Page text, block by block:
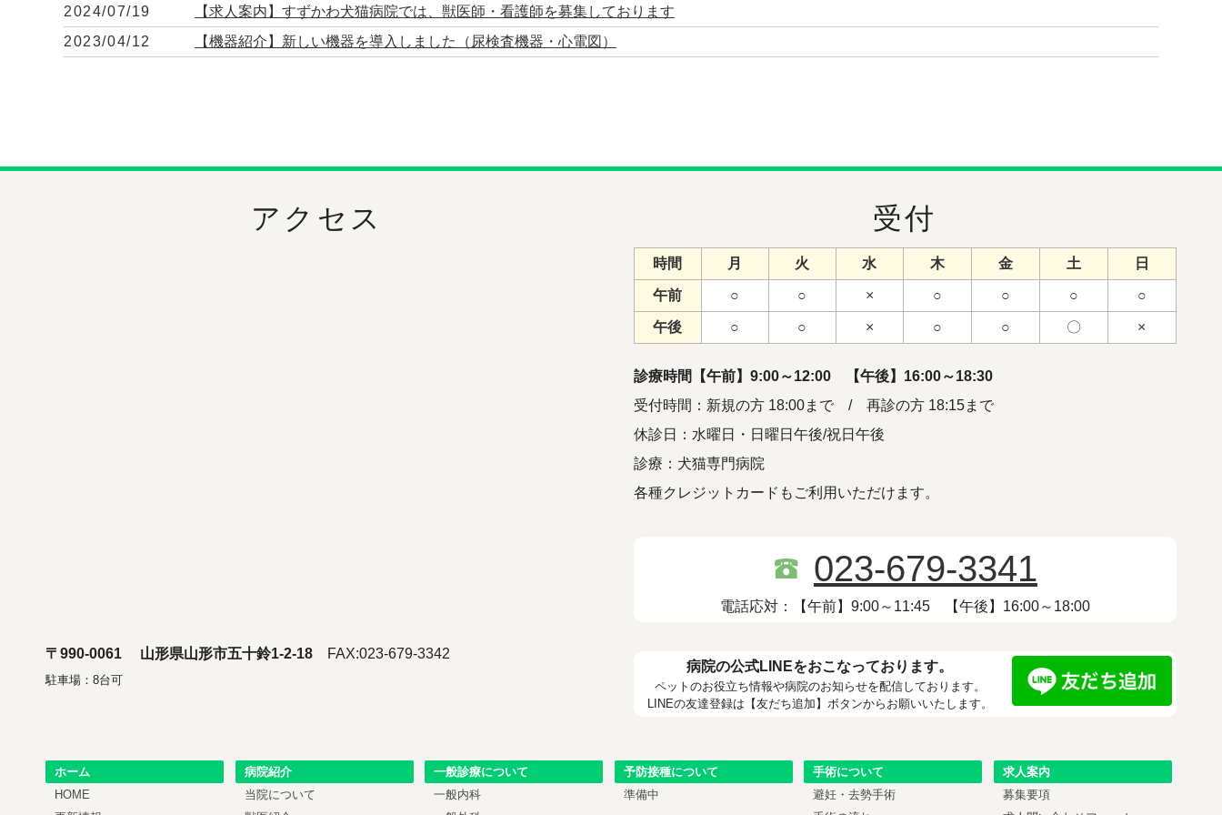
2024/07/19
【求人案内】すずかわ犬猫病院では、獣医師・看護師を募集しております
2023/04/12
【機器紹介】新しい機器を導入しました（尿検査機器・心電図）
アクセス
〒990-0061 山形県山形市五十鈴1-2-18 FAX:023-679-3342
駐車場：8台可
受付
時間 月 火 水 木 金 土 日
午前 ○ ○ × ○ ○ ○ ○
午後 ○ ○ × ○ ○ 〇 ×
診療時間【午前】9:00～12:00 【午後】16:00～18:30
受付時間：新規の方 18:00まで / 再診の方 18:15まで
休診日：水曜日・日曜日午後/祝日午後
診療：犬猫専門病院
各種クレジットカードもご利用いただけます。
023-679-3341
電話応対：【午前】9:00～11:45 【午後】16:00～18:00
病院の公式LINEをおこなっております。
ペットのお役立ち情報や病院のお知らせを配信しております。
LINEの友達登録は【友だち追加】ボタンからお願いいたします。
ホーム
HOME
病院紹介
当院について
一般診療について
一般内科
予防接種について
準備中
手術について
避妊・去勢手術
求人案内
募集要項